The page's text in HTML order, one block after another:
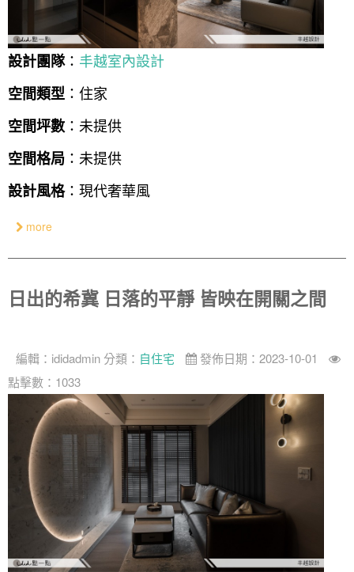
設計團隊： 丰越室內設計
空間類型 ：住家
空間坪數 ：未提供
空間格局 ：未提供
設計風格：現代奢華風
more
日出的希冀 日落的平靜 皆映在開關之間
編輯： ididadmin 分類： 自住宅
發佈日期：2023-10-01
點擊數：1033